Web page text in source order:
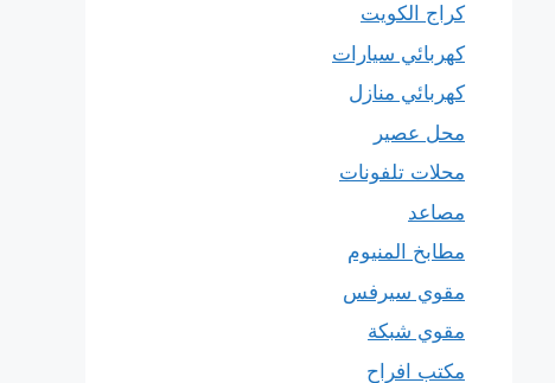
كراج الكويت
كهربائي سيارات
كهربائي منازل
محل عصير
محلات تلفونات
مصاعد
مطابخ المنيوم
مقوي سيرفس
مقوي شبكة
مكتب افراح